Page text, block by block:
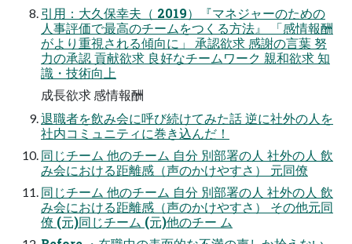
引用：大久保幸夫（ 2019）『マネジャーのための
人事評価で最高のチームをつくる方法』 「感情報酬
がより重視される傾向に」 承認欲求 感謝の言葉 努
力の承認 貢献欲求 良好なチームワーク 親和欲求 知
識・技術向上
成長欲求 感情報酬
退職者を飲み会に呼び続けてみた話 逆に社外の人を
社内コミュニティに巻き込んだ！
同じチーム 他のチーム 自分 別部署の人 社外の人 飲
み会における距離感（声のかけやすさ） 元同僚
同じチーム 他のチーム 自分 別部署の人 社外の人 飲
み会における距離感（声のかけやすさ） その他元同
僚 (元)同じチーム (元)他のチー ム